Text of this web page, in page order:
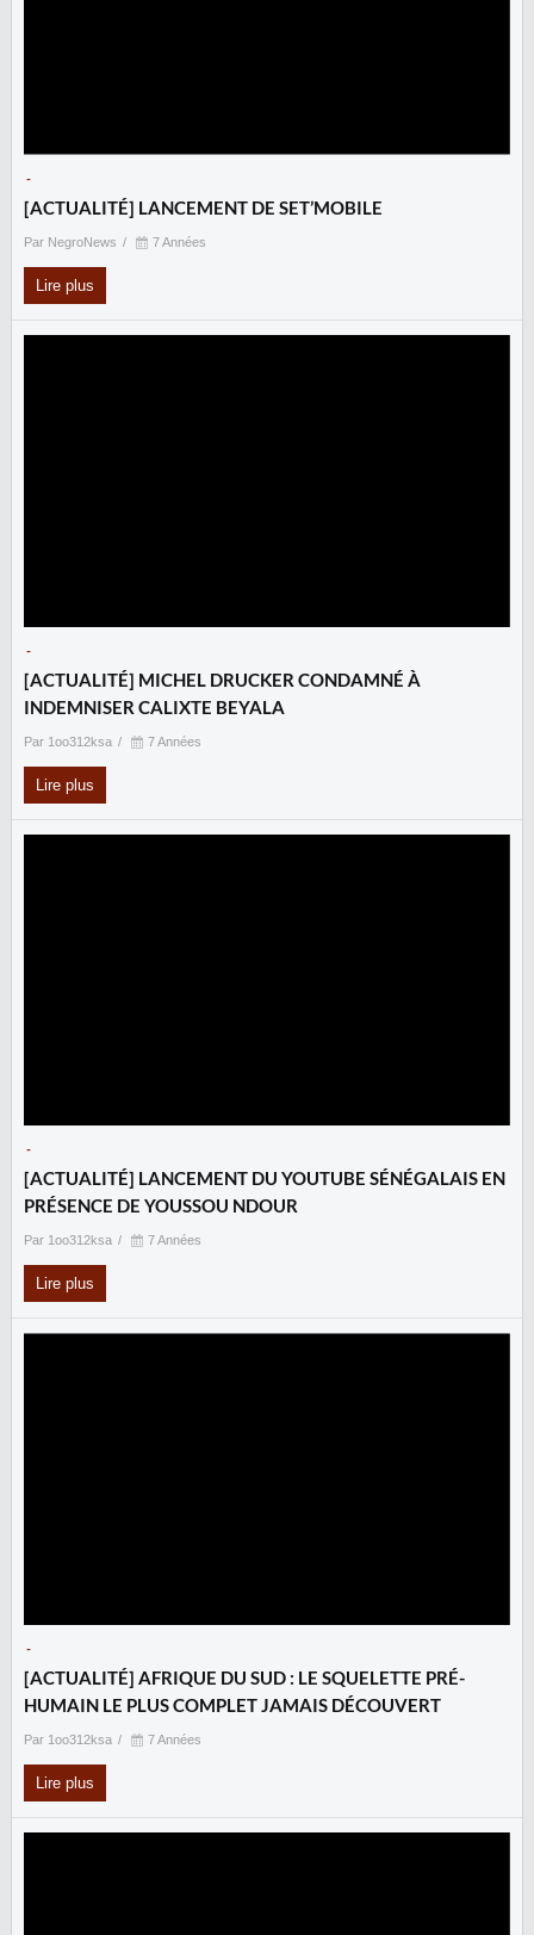
-
[ACTUALITÉ] LANCEMENT DE SET’MOBILE
Par NegroNews 7 Années
Lire plus
-
‎[ACTUALITÉ] MICHEL DRUCKER CONDAMNÉ À
INDEMNISER CALIXTE BEYALA
Par 1oo312ksa 7 Années
Lire plus
-
‎[ACTUALITÉ] LANCEMENT DU YOUTUBE SÉNÉGALAIS EN
PRÉSENCE DE YOUSSOU NDOUR
Par 1oo312ksa 7 Années
Lire plus
-
[ACTUALITÉ] AFRIQUE DU SUD : LE SQUELETTE PRÉ-
HUMAIN LE PLUS COMPLET JAMAIS DÉCOUVERT
Par 1oo312ksa 7 Années
Lire plus